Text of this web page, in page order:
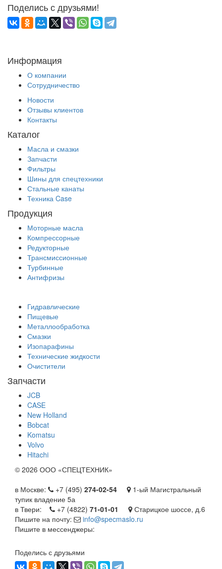
Поделись с друзьями!
Информация
О компании
Сотрудничество
Новости
Отзывы клиентов
Контакты
Каталог
Масла и смазки
Запчасти
Фильтры
Шины для спецтехники
Стальные канаты
Техника Case
Продукция
Моторные масла
Компрессорные
Редукторные
Трансмиссионные
Турбинные
Антифризы
Гидравлические
Пищевые
Металлообработка
Смазки
Изопарафины
Технические жидкости
Очистители
Запчасти
JCB
CASE
New Holland
Bobcat
Komatsu
Volvo
Hitachi
© 2026 ООО «СПЕЦТЕХНИК»
в Москве:
+7 (495) 274-02-54
1-ый Магистральный
тупик владение 5а
в Твери:
+7 (4822) 71-01-01
Старицкое шоссе, д.6
Пишите на почту:
info@specmaslo.ru
Пишите в мессенджеры:
Поделись с друзьями